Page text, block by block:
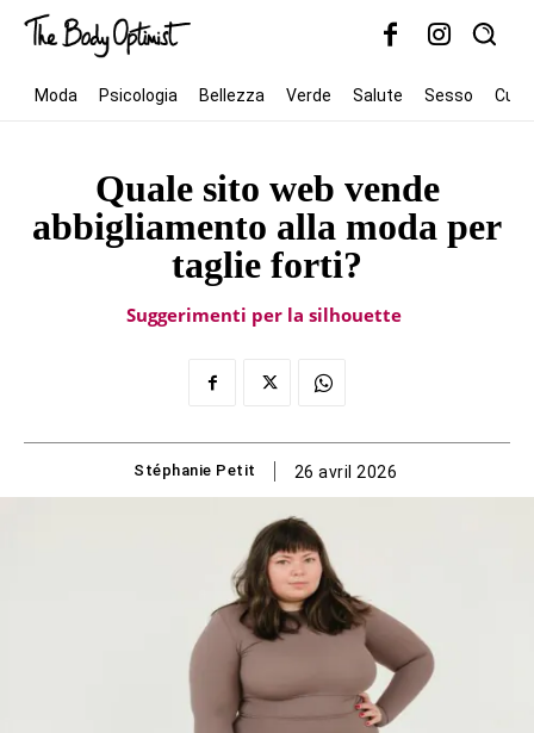
Moda Psicologia Bellezza Verde Salute Sesso
Quale sito web vende
abbigliamento alla moda per
taglie forti?
Suggerimenti per la silhouette
Stéphanie Petit 26 avril 2026